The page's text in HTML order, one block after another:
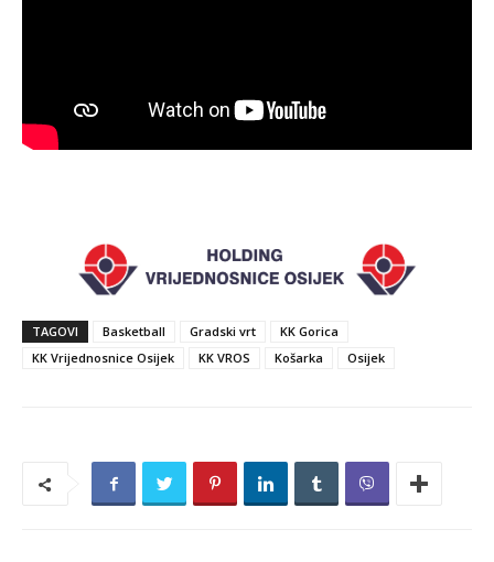
TAGOVI Basketball Gradski vrt
KK Gorica
KK Vrijednosnice Osijek
KK VROS Košarka Osijek